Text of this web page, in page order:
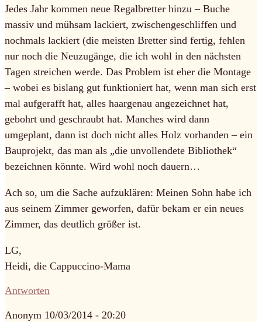
Jedes Jahr kommen neue Regalbretter hinzu – Buche
massiv und mühsam lackiert, zwischengeschliffen und
nochmals lackiert (die meisten Bretter sind fertig, fehlen
nur noch die Neuzugänge, die ich wohl in den nächsten
Tagen streichen werde. Das Problem ist eher die Montage
– wobei es bislang gut funktioniert hat, wenn man sich erst
mal aufgerafft hat, alles haargenau angezeichnet hat,
gebohrt und geschraubt hat. Manches wird dann
umgeplant, dann ist doch nicht alles Holz vorhanden – ein
Bauprojekt, das man als „die unvollendete Bibliothek“
bezeichnen könnte. Wird wohl noch dauern…
Ach so, um die Sache aufzuklären: Meinen Sohn habe ich
aus seinem Zimmer geworfen, dafür bekam er ein neues
Zimmer, das deutlich größer ist.
LG,
Heidi, die Cappuccino-Mama
Antworten
Anonym 10/03/2014 - 20:20